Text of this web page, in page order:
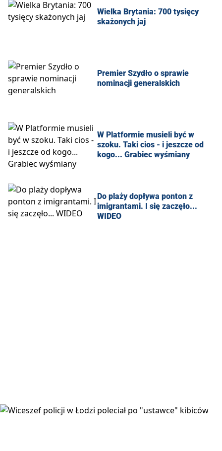
Wielka Brytania: 700 tysięcy
skażonych jaj
Premier Szydło o sprawie
nominacji generalskich
W Platformie musieli być w
szoku. Taki cios - i jeszcze od
kogo... Grabiec wyśmiany
Do plaży dopływa ponton z
imigrantami. I się zaczęło...
WIDEO